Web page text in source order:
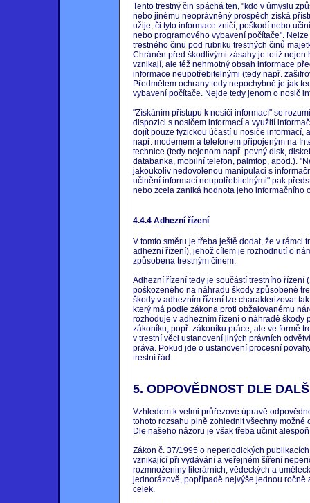
Tento trestný čin spáchá ten, "kdo v úmyslu
nebo jinému neoprávněný prospěch získá
užije, či tyto informace zničí, poškodí nebo
nebo programového vybavení počítače".
trestného činu pod rubriku trestných činů
Chráněn před škodlivými zásahy je totiž
vznikají, ale též nehmotný obsah informace
informace neupotřebitelnými (tedy např.
Předmětem ochrany tedy nepochybně je jak
vybavení počítače. Nejde tedy jenom o nosič
"Získáním přístupu k nosiči informací" se
dispozici s nosičem informací a využití
dojít pouze fyzickou účastí u nosiče informací,
např. modemem a telefonem připojeným na
technice (tedy nejenom např. pevný disk,
databanka, mobilní telefon, palmtop, apod.).
jakoukoliv nedovolenou manipulaci s
učinění informací neupotřebitelnými" pak
nebo zcela zaniká hodnota jeho informačního
4.4.4 Adhezní řízení
V tomto směru je třeba ještě dodat, že v rámci
adhezní řízení), jehož cílem je rozhodnutí o
způsobena trestným činem.
Adhezní řízení tedy je součástí trestního řízení
poškozeného na náhradu škody způsobené
škody v adhezním řízení lze charakterizovat
který má podle zákona proti obžalovanému
rozhoduje v adhezním řízení o náhradě škody
zákoníku, popř. zákoníku práce, ale ve formě
v trestní věci ustanovení jiných právních
práva. Pokud jde o ustanovení procesní
trestní řád.
5. ODPOVĚDNOST DLE
Vzhledem k velmi průřezové úpravě
tohoto rozsahu plně zohlednit všechny
Dle našeho názoru je však třeba učinit
Zákon č. 37/1995 o neperiodických
vznikající při vydávání a veřejném šíření
rozmnoženiny literárních, vědeckých a
jednorázově, popřípadě nejvýše jednou
celek.